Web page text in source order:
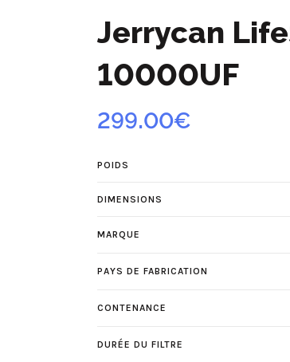
Jerrycan
10000UF
299.00€
POIDS
DIMENSIONS
MARQUE
PAYS DE FABRICATION
CONTENANCE
DURÉE DU FILTRE